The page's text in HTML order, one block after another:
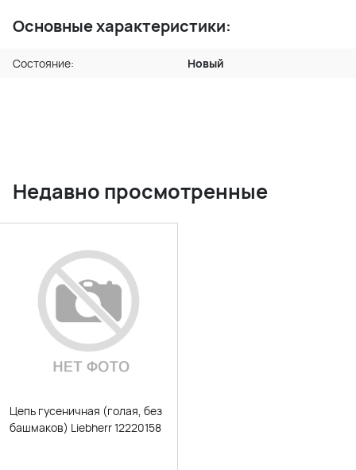
Основные характеристики:
Состояние: Новый
Недавно просмотренные
Цепь гусеничная (голая, без
башмаков) Liebherr 12220158